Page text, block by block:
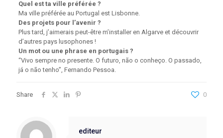
Quel est ta ville préférée ?
Ma ville préférée au Portugal est Lisbonne.
Des projets pour l’avenir ?
Plus tard, j’aimerais peut-être m’installer en Algarve et découvrir
d’autres pays lusophones !
Un mot ou une phrase en portugais ?
“Vivo sempre no presente. O futuro, não o conheço. O passado,
já o não tenho”, Fernando Pessoa.
Share 0
editeur